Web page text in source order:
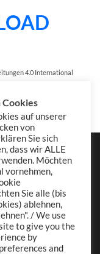
4.0 International
Cookies
auf unserer
von
Sie sich
dass wir ALLE
Möchten
vornehmen,
Sie alle (bis
ablehnen,
/ We use
to give you the
by
and